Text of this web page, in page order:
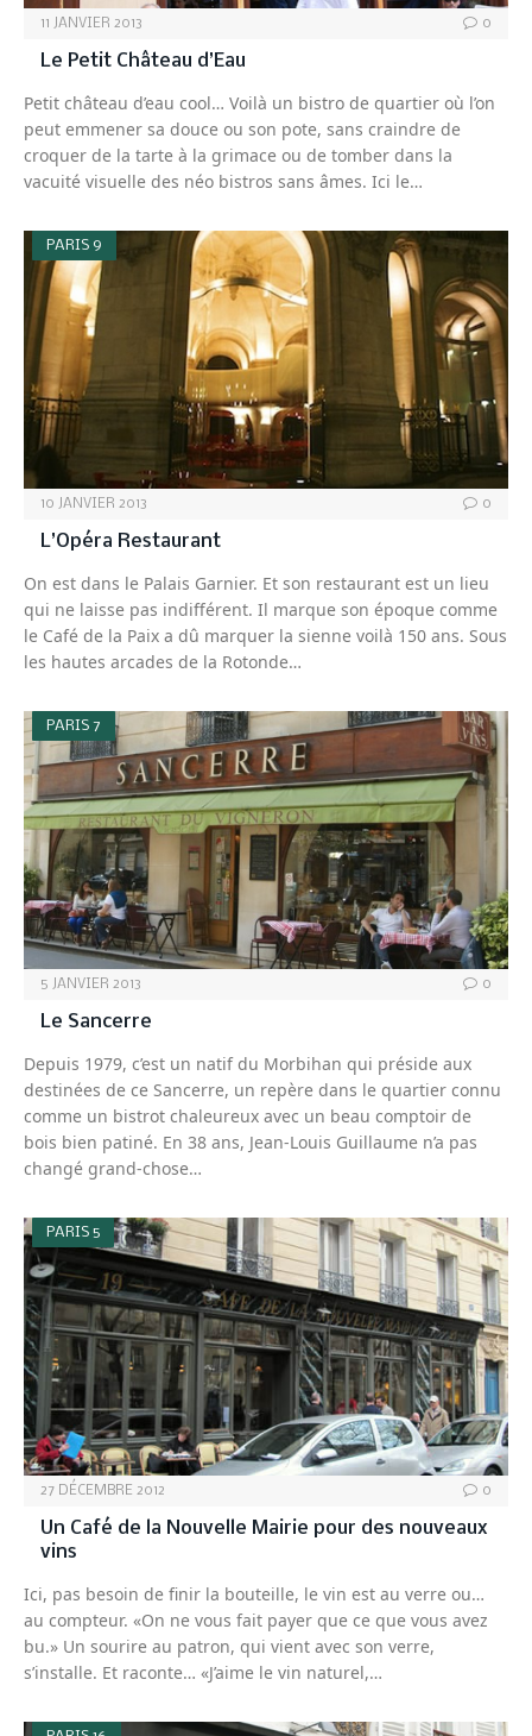
11 JANVIER 2013 0
Le Petit Château d’Eau
Petit château d’eau cool… Voilà un bistro de quartier où l’on
peut emmener sa douce ou son pote, sans craindre de
croquer de la tarte à la grimace ou de tomber dans la
vacuité visuelle des néo bistros sans âmes. Ici le…
PARIS 9
10 JANVIER 2013 0
L’Opéra Restaurant
On est dans le Palais Garnier. Et son restaurant est un lieu
qui ne laisse pas indifférent. Il marque son époque comme
le Café de la Paix a dû marquer la sienne voilà 150 ans. Sous
les hautes arcades de la Rotonde…
PARIS 7
5 JANVIER 2013 0
Le Sancerre
Depuis 1979, c’est un natif du Morbihan qui préside aux
destinées de ce Sancerre, un repère dans le quartier connu
comme un bistrot chaleureux avec un beau comptoir de
bois bien patiné. En 38 ans, Jean-Louis Guillaume n’a pas
changé grand-chose…
PARIS 5
27 DÉCEMBRE 2012 0
Un Café de la Nouvelle Mairie pour des nouveaux
vins
Ici, pas besoin de finir la bouteille, le vin est au verre ou…
au compteur. «On ne vous fait payer que ce que vous avez
bu.» Un sourire au patron, qui vient avec son verre,
s’installe. Et raconte… «J’aime le vin naturel,…